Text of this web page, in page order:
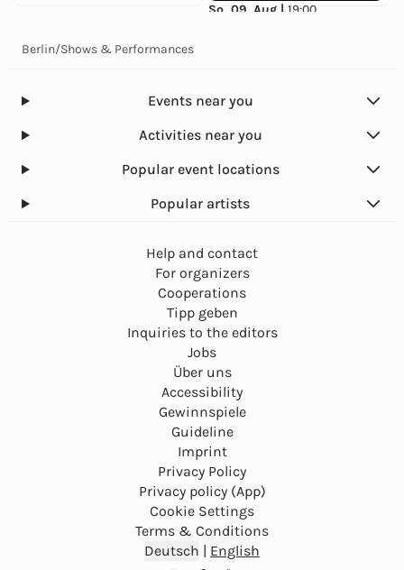
So, 09. Aug | 19:00
Berlin/Shows & Performances
Events near you
Activities near you
Popular event locations
Popular artists
Help and contact
For organizers
Cooperations
Tipp geben
Inquiries to the editors
Jobs
Über uns
Accessibility
Gewinnspiele
Guideline
Imprint
Privacy Policy
Privacy policy (App)
Cookie Settings
Terms & Conditions
Deutsch | English